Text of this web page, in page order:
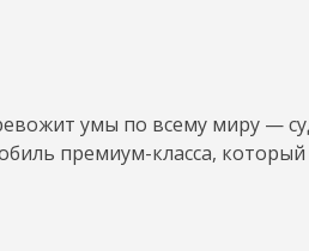
умы по всему миру —
премиум-класса,